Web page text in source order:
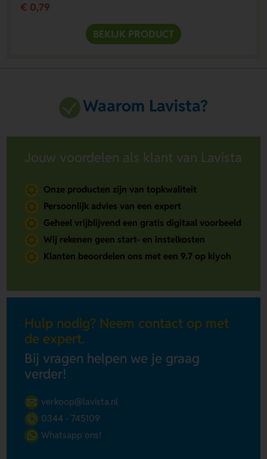
€ 0,79
BEKIJK PRODUCT
Waarom Lavista?
Jouw voordelen als klant van Lavista
Onze producten zijn van topkwaliteit
Persoonlijk advies van een expert
Geheel vrijblijvend een gratis digitaal voorbeeld
Wij rekenen geen start- en instelkosten
Klanten beoordelen ons met een 9.7 op kiyoh
Hulp nodig? Neem contact op met
de expert.
Bij vragen helpen we je graag
verder!
verkoop@lavista.nl
0344 - 745109
Whatsapp ons!